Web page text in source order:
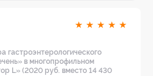
★ ★ ★ ★ ★
гастроэнтерологического
в многопрофильном
L» (2020 руб. вместо 14 430